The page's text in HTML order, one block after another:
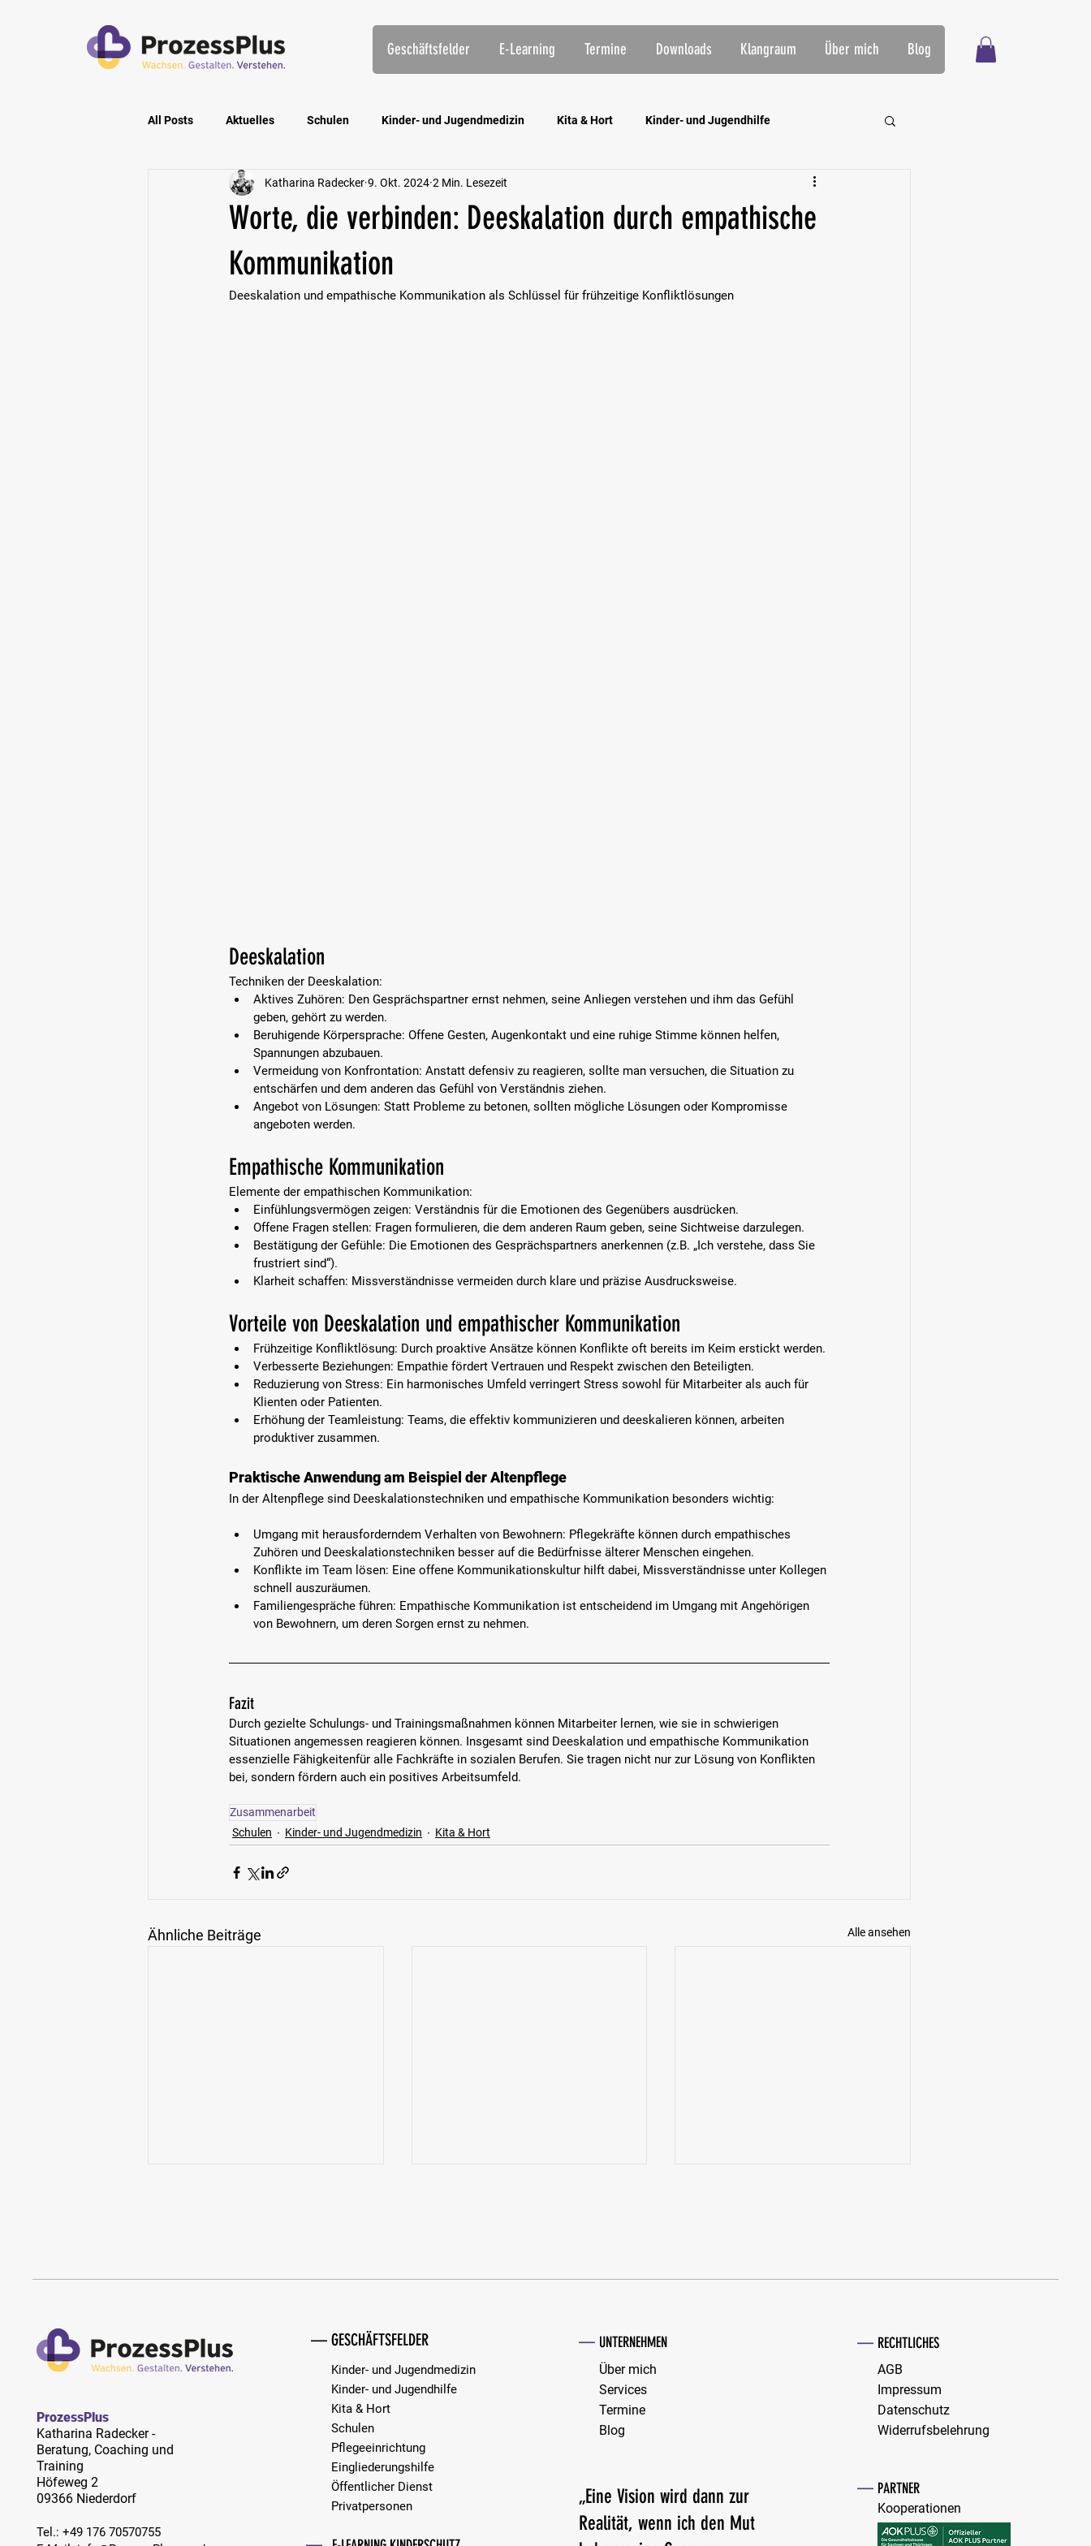
Geschäftsfelder E-Learning Termine Downloads Klangraum Über mich Blog
All Posts Aktuelles Schulen Kinder- und Jugendmedizin Kita & Hort Kinder- und Jugendhilfe
Privatpersonen Pflegeeinrichtungen Öffentlicher Dienst
Worte, die verbinden: Deeskalation durch empathische
Kommunikation
Katharina Radecker 9. Okt. 2024 2 Min. Lesezeit
Deeskalation und empathische Kommunikation als Schlüssel für frühzeitige Konfliktlösungen
Deeskalation
Techniken der Deeskalation:
Aktives Zuhören: Den Gesprächspartner ernst nehmen, seine Anliegen verstehen und ihm das Gefühl
geben, gehört zu werden.
Beruhigende Körpersprache: Offene Gesten, Augenkontakt und eine ruhige Stimme können helfen,
Spannungen abzubauen.
Vermeidung von Konfrontation: Anstatt defensiv zu reagieren, sollte man versuchen, die Situation zu
entschärfen und dem anderen das Gefühl von Verständnis ziehen.
Angebot von Lösungen: Statt Probleme zu betonen, sollten mögliche Lösungen oder Kompromisse
angeboten werden.
Empathische Kommunikation
Elemente der empathischen Kommunikation:
Einfühlungsvermögen zeigen: Verständnis für die Emotionen des Gegenübers ausdrücken.
Offene Fragen stellen: Fragen formulieren, die dem anderen Raum geben, seine Sichtweise darzulegen.
Bestätigung der Gefühle: Die Emotionen des Gesprächspartners anerkennen (z.B. „Ich verstehe, dass Sie
frustriert sind“).
Klarheit schaffen: Missverständnisse vermeiden durch klare und präzise Ausdrucksweise.
Vorteile von Deeskalation und empathischer Kommunikation
Frühzeitige Konfliktlösung: Durch proaktive Ansätze können Konflikte oft bereits im Keim erstickt werden.
Verbesserte Beziehungen: Empathie fördert Vertrauen und Respekt zwischen den Beteiligten.
Reduzierung von Stress: Ein harmonisches Umfeld verringert Stress sowohl für Mitarbeiter als auch für
Klienten oder Patienten.
Erhöhung der Teamleistung: Teams, die effektiv kommunizieren und deeskalieren können, arbeiten
produktiver zusammen.
Praktische Anwendung am Beispiel der Altenpflege
In der Altenpflege sind Deeskalationstechniken und empathische Kommunikation besonders wichtig:
Umgang mit herausforderndem Verhalten von Bewohnern: Pflegekräfte können durch empathisches
Zuhören und Deeskalationstechniken besser auf die Bedürfnisse älterer Menschen eingehen.
Konflikte im Team lösen: Eine offene Kommunikationskultur hilft dabei, Missverständnisse unter Kollegen
schnell auszuräumen.
Familiengespräche führen: Empathische Kommunikation ist entscheidend im Umgang mit Angehörigen
von Bewohnern, um deren Sorgen ernst zu nehmen.
Fazit
Durch gezielte Schulungs- und Trainingsmaßnahmen können Mitarbeiter lernen, wie sie in schwierigen
Situationen angemessen reagieren können. Insgesamt sind Deeskalation und empathische Kommunikation
essenzielle Fähigkeitenfür alle Fachkräfte in sozialen Berufen. Sie tragen nicht nur zur Lösung von Konflikten
bei, sondern fördern auch ein positives Arbeitsumfeld.
Zusammenarbeit
Schulen
Kinder- und Jugendmedizin Kita & Hort
Ähnliche Beiträge Alle ansehen
Betroffene in Krisen
Konflikt-Hotline vom Bundesverband
ProzessPlus
Katharina Radecker -
Beratung, Coaching und
Training
Höfeweg 2
09366 Niederdorf
Tel.: ​+49 176 70570755
— GESCHÄFTSFELDER
Kinder- und Jugendmedizin
Kinder- und Jugendhilfe
Kita & Hort
Schulen
Pflegeeinrichtung
Eingliederungshilfe
Öffentlicher Dienst
Privatpersonen​​
— UNTERNEHMEN
Über mich
Services
Termine
Blog
„Eine Vision wird dann zur
Realität, wenn ich den Mut
— RECHTLICHES
AGB
Impressum
Datenschutz
Widerrufsbelehrung
— PARTNER
Kooperationen